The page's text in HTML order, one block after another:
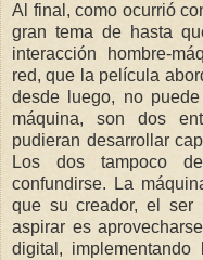
Al final, como ocurrió
gran tema de hasta
interacción hombre-
red, que la película
desde luego, no
máquina, son dos
pudieran desarrollar
Los dos tampoco
confundirse. La
que su creador, el ser
aspirar es
digital,